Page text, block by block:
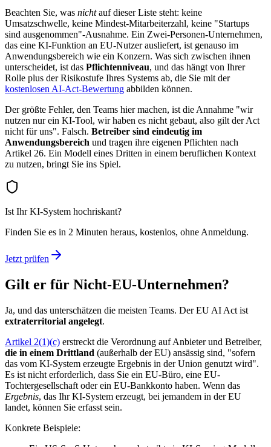
Beachten Sie, was nichtauf dieser Liste steht: keine
Umsatzschwelle, keine Mindest-Mitarbeiterzahl, keine "Startups
sind ausgenommen"-Ausnahme. Ein Zwei-Personen-Unternehmen,
das eine KI-Funktion an EU-Nutzer ausliefert, ist genauso im
Anwendungsbereich wie ein Konzern. Was sich zwischen ihnen
unterscheidet, ist das Pflichtenniveau, und das hängt von Ihrer
Rolle plus der Risikostufe Ihres Systems ab, die Sie mit der
kostenlosen AI-Act-Bewertung abbilden können.
Der größte Fehler, den Teams hier machen, ist die Annahme "wir
nutzen nur ein KI-Tool, wir haben es nicht gebaut, also gilt der Act
nicht für uns". Falsch. Betreiber sind eindeutig im
Anwendungsbereich und tragen ihre eigenen Pflichten nach
Artikel 26. Ein Modell eines Dritten in einem beruflichen Kontext
zu nutzen, bringt Sie ins Spiel.
Ist Ihr KI-System hochriskant?
Finden Sie es in 2 Minuten heraus, kostenlos, ohne Anmeldung.
Jetzt prüfen
Gilt er für Nicht-EU-Unternehmen?
Ja, und das unterschätzen die meisten Teams. Der EU AI Act ist
extraterritorial angelegt.
Artikel 2(1)(c) erstreckt die Verordnung auf Anbieter und Betreiber,
die in einem Drittland (außerhalb der EU) ansässig sind, "sofern
das vom KI-System erzeugte Ergebnis in der Union genutzt wird".
Es ist nicht erforderlich, dass Sie ein EU-Büro, eine EU-
Tochtergesellschaft oder ein EU-Bankkonto haben. Wenn das
Ergebnis, das Ihr KI-System erzeugt, bei jemandem in der EU
landet, können Sie erfasst sein.
Konkrete Beispiele: